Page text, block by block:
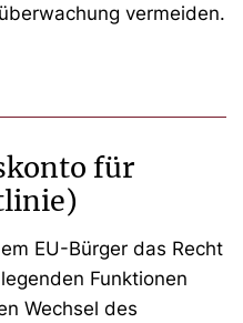
vermeiden.
für
EU-Bürger das Recht
Funktionen
Wechsel des